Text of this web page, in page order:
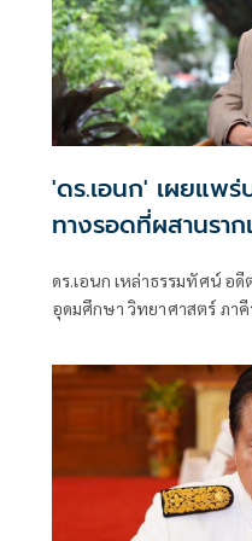
'ดร.เอนก' เผยแพร่
ทางรอดที่ผสานรา
ดร.เอนก เหล่าธรรมทัศน์ อ
อุดมศึกษา วิทยาศาสตร์ ภา